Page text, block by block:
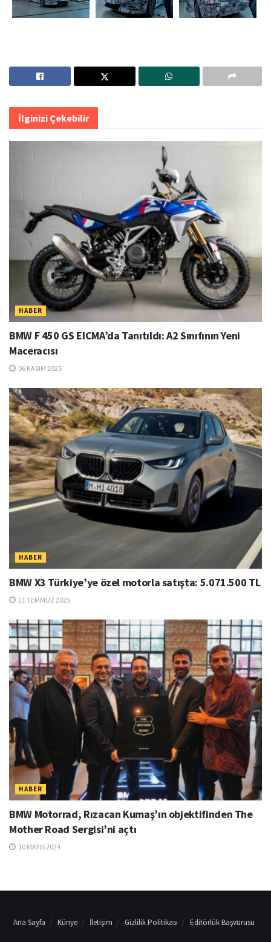
İlginizi Çekebilir
HABER
BMW F 450 GS EICMA’da Tanıtıldı: A2 Sınıfının Yeni
Maceracısı
06 KASIM 2025
HABER
BMW X3 Türkiye’ye özel motorla satışta: 5.071.500 TL
21 TEMMUZ 2025
HABER
BMW Motorrad, Rızacan Kumaş’ın objektifinden The
Mother Road Sergisi’ni açtı
10 MAYIS 2024
Ana Sayfa Künye İletişim Gizlilik Politikası Editörlük Başvurusu